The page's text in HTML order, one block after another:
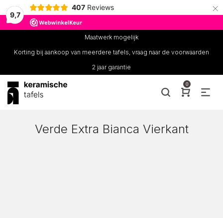
9,7
407 Reviews ×
Maatwerk mogelijk
Korting bij aankoop van meerdere tafels, vraag naar de voorwaarden
2 jaar garantie
0
Verde Extra Bianca Vierkant